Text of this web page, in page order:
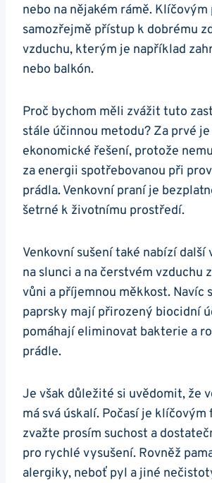
‌nebo na⁤ nějakém‍ rámě. Klíčovým
samozřejmě přístup k dobrému
vzduchu, kterým je například
nebo balkón.
Proč bychom měli zvážit tuto
stále účinnou metodu? Za prvé​
ekonomické ⁤řešení, protože
za energii spotřebovanou při
prádla. Venkovní praní je
šetrné k ⁤životnímu prostředí.
Venkovní sušení také nabízí‍ další
na slunci a na ⁤čerstvém ⁢vzduchu⁣
vůni a‍ příjemnou‍ měkkost. Navíc
paprsky mají přirozený biocidní
pomáhají eliminovat bakterie a
prádle.
Je však⁣ důležité si ⁣uvědomit, že
má svá úskalí. Počasí je⁢
zvažte prosím suchost a
pro rychlé ⁤vysušení. Rovněž⁣
alergiky, neboť pyl a jiné